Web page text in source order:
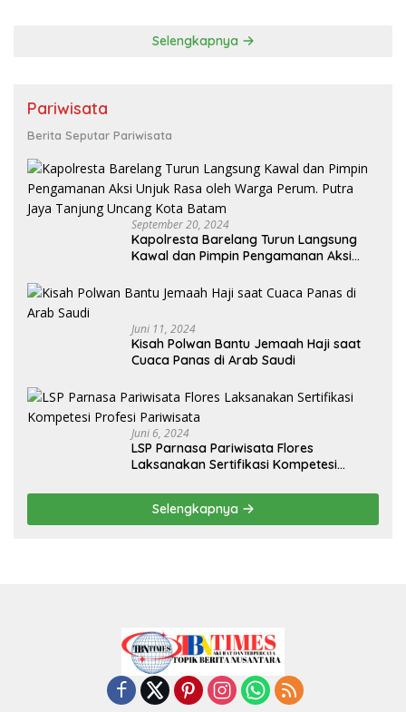
Selengkapnya
Pariwisata
Berita Seputar Pariwisata
September 20, 2024
Kapolresta Barelang Turun Langsung
Kawal dan Pimpin Pengamanan Aksi
Jaya Tanjung Uncang Kota Batam
Juni 11, 2024
Kisah Polwan Bantu Jemaah Haji saat
Cuaca Panas di Arab Saudi
Juni 6, 2024
LSP Parnasa Pariwisata Flores
Laksanakan Sertifikasi Kompetesi
Selengkapnya